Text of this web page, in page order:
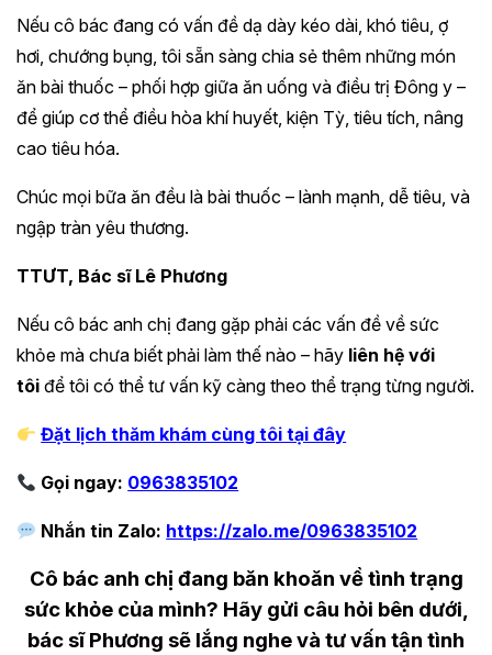
Nếu cô bác đang có vấn đề dạ dày kéo dài, khó tiêu, ợ
hơi, chướng bụng, tôi sẵn sàng chia sẻ thêm những món
ăn bài thuốc – phối hợp giữa ăn uống và điều trị Đông y –
để giúp cơ thể điều hòa khí huyết, kiện Tỳ, tiêu tích, nâng
cao tiêu hóa.
Chúc mọi bữa ăn đều là bài thuốc – lành mạnh, dễ tiêu, và
ngập tràn yêu thương.
TTƯT, Bác sĩ Lê Phương
Nếu cô bác anh chị đang gặp phải các vấn đề về sức
khỏe mà chưa biết phải làm thế nào – hãy liên hệ với
tôi để tôi có thể tư vấn kỹ càng theo thể trạng từng người.
Đặt lịch thăm khám cùng tôi tại đây
Gọi ngay: 0963835102
Nhắn tin Zalo: https://zalo.me/0963835102
Cô bác anh chị đang băn khoăn về tình trạng
sức khỏe của mình? Hãy gửi câu hỏi bên dưới,
bác sĩ Phương sẽ lắng nghe và tư vấn tận tình